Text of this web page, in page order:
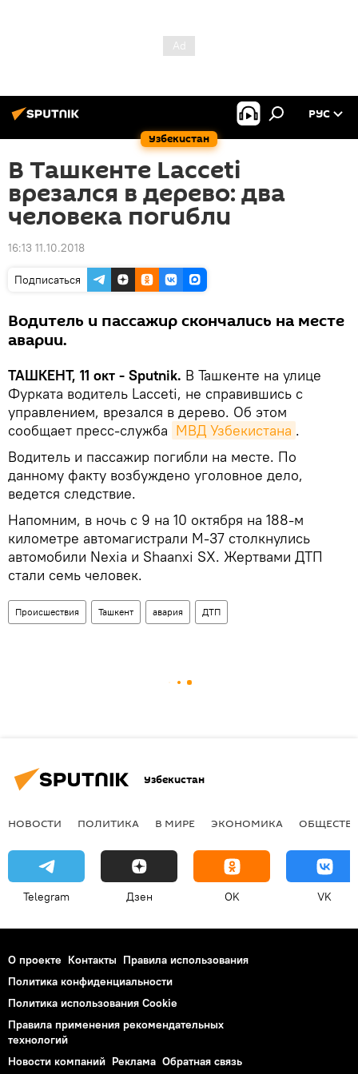
Узбекистан
РУС
В Ташкенте Lacceti
врезался в дерево: два
человека погибли
16:13 11.10.2018
Подписаться
Водитель и пассажир скончались на месте
аварии.
ТАШКЕНТ, 11 окт - Sputnik. В Ташкенте на улице
Фурката водитель Lacceti, не справившись с
управлением, врезался в дерево. Об этом
сообщает пресс-служба МВД Узбекистана .
Водитель и пассажир погибли на месте. По
данному факту возбуждено уголовное дело,
ведется следствие.
Напомним, в ночь с 9 на 10 октября на 188-м
километре автомагистрали М-37 столкнулись
автомобили Nexia и Shaanxi SX. Жертвами ДТП
стали семь человек.
Происшествия Ташкент авария ДТП
Узбекистан
НОВОСТИ ПОЛИТИКА В МИРЕ ЭКОНОМИКА
Telegram Дзен OK VK
О проекте Контакты Правила использования
Политика конфиденциальности
Политика использования Cookie
Правила применения рекомендательных
технологий
Новости компаний Реклама Обратная связь